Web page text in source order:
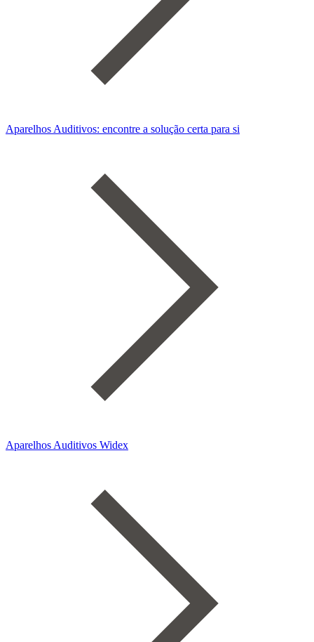
Aparelhos Auditivos: encontre a solução certa para si
Aparelhos Auditivos Widex